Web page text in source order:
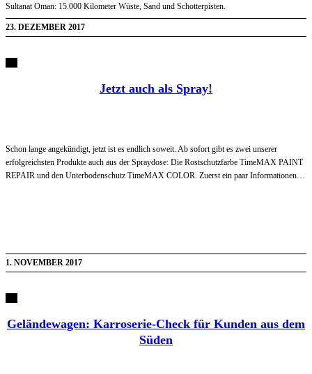
Sultanat Oman: 15.000 Kilometer Wüste, Sand und Schotterpisten.
23. DEZEMBER 2017
Jetzt auch als Spray!
Schon lange angekündigt, jetzt ist es endlich soweit. Ab sofort gibt es zwei unserer
erfolgreichsten Produkte auch aus der Spraydose: Die Rostschutzfarbe TimeMAX PAINT
REPAIR und den Unterbodenschutz TimeMAX COLOR. Zuerst ein paar Informationen…
1. NOVEMBER 2017
Geländewagen: Karroserie-Check für Kunden aus dem
Süden